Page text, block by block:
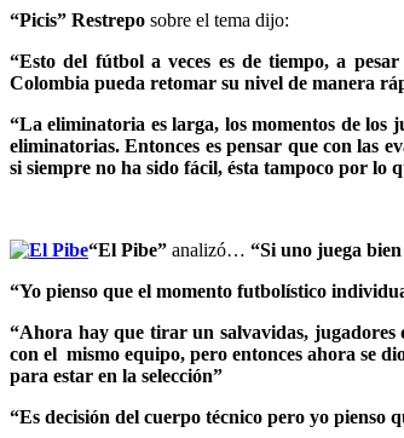
“Picis” Restrepo sobre el tema dijo:
“Esto del fútbol a veces es de tiempo, a
Colombia pueda retomar su nivel de manera
“La eliminatoria es larga, los momentos de los
eliminatorias. Entonces es pensar que con las
si siempre no ha sido fácil, ésta tampoco por lo
“El Pibe” analizó… “Si uno juega
“Yo pienso que el momento futbolístico
“Ahora hay que tirar un salvavidas, jugadores
con el mismo equipo, pero entonces ahora se
para estar en la selección”
“Es decisión del cuerpo técnico pero yo pienso